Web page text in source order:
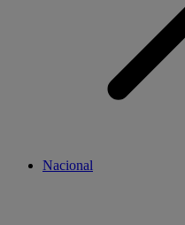
Nacional